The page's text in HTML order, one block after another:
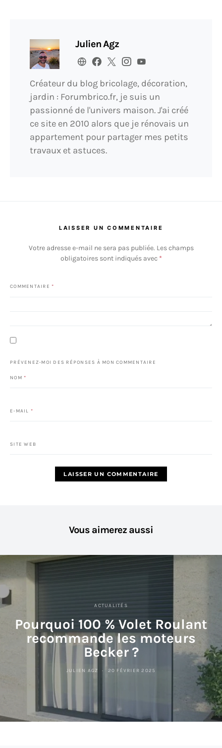
Julien Agz
Créateur du blog bricolage, décoration,
jardin : Forumbrico.fr, je suis un
passionné de l'univers maison. J'ai créé
ce site en 2010 alors que je rénovais un
appartement pour partager mes petits
travaux et astuces.
LAISSER UN COMMENTAIRE
Votre adresse e-mail ne sera pas publiée. Les champs
obligatoires sont indiqués avec *
COMMENTAIRE *
PRÉVENEZ-MOI DES RÉPONSES À MON COMMENTAIRE
NOM *
E-MAIL *
SITE WEB
Vous aimerez aussi
ACTUALITÉS
Pourquoi 100 % Volet Roulant
recommande les moteurs
Becker ?
JULIEN AGZ 20 FÉVRIER 2025